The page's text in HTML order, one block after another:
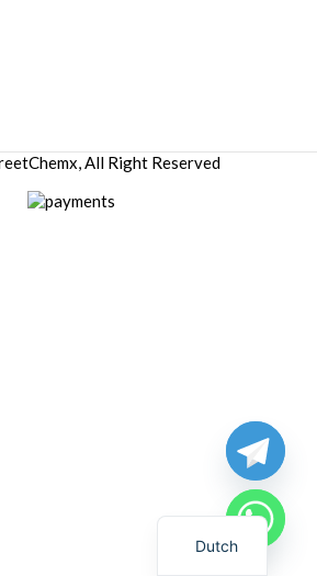
All Right Reserved
Dutch